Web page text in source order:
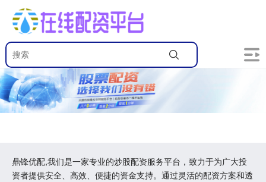
鼎锋优配,我们是一家专业的炒股配资服务平台，致力于为广大投
资者提供安全、高效、便捷的资金支持。通过灵活的配资方案和透